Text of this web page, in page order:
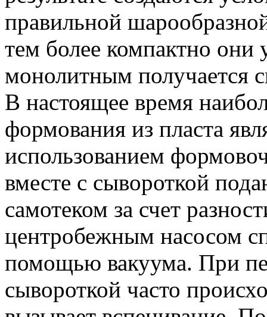
правильной
тем более компактно они
монолитным получается
В настоящее время
формования из пласта
использованием
вместе с сывороткой
самотеком за счет
центробежным насосом
помощью вакуума. При
сывороткой часто